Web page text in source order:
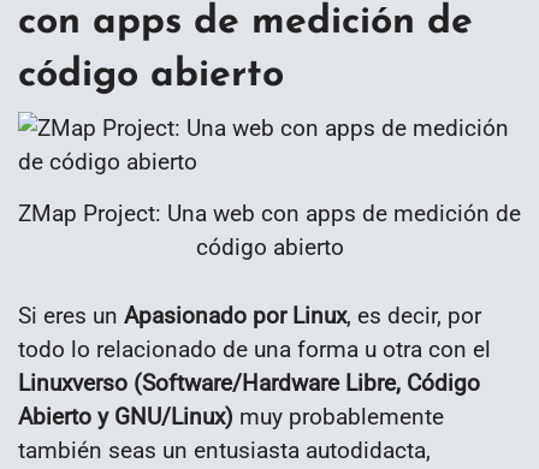
con apps de medición de
código abierto
ZMap Project: Una web con apps de medición de
código abierto
Si eres un Apasionado por Linux, es decir, por
todo lo relacionado de una forma u otra con el
Linuxverso (Software/Hardware Libre, Código
Abierto y GNU/Linux) muy probablemente
también seas un entusiasta autodidacta​,